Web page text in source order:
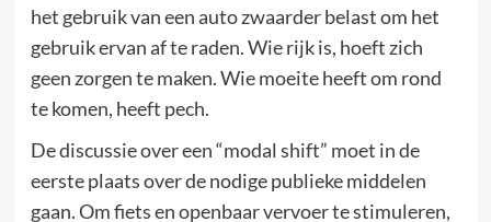
het gebruik van een auto zwaarder belast om het
gebruik ervan af te raden. Wie rijk is, hoeft zich
geen zorgen te maken. Wie moeite heeft om rond
te komen, heeft pech.
De discussie over een “modal shift” moet in de
eerste plaats over de nodige publieke middelen
gaan. Om fiets en openbaar vervoer te stimuleren,